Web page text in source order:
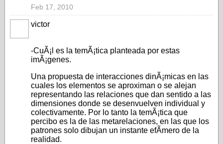
Feb 17, 2010
victor
-CuÃ¡l es la temÃ¡tica planteada por estas
imÃ¡genes.
Una propuesta de interacciones dinÃ¡micas en las
cuales los elementos se aproximan o se alejan
representando las relaciones que dan sentido a las
dimensiones donde se desenvuelven individual y
colectivamente. Por lo tanto la temÃ¡tica que
percibo es la de las metarelaciones, en las que los
patrones solo dibujan un instante efÃ­mero de la
realidad.